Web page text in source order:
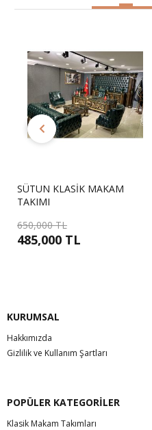
SÜTUN KLASİK MAKAM
TAKIMI
650,000 TL
485,000 TL
KURUMSAL
Hakkımızda
Gizlilik ve Kullanım Şartları
POPÜLER KATEGORİLER
Klasik Makam Takımları